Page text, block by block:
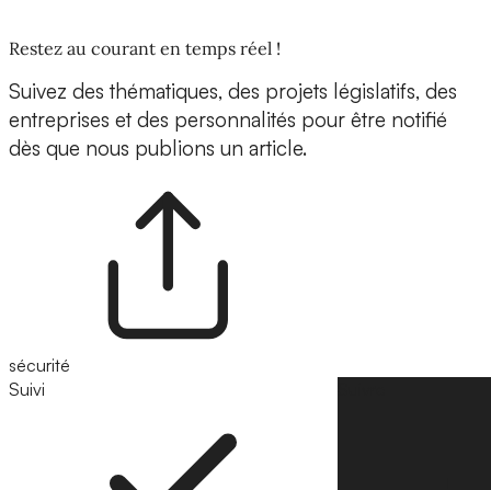
Restez au courant en temps réel !
Suivez des thématiques, des projets législatifs, des
entreprises et des personnalités pour être notifié
dès que nous publions un article.
sécurité
Suivi